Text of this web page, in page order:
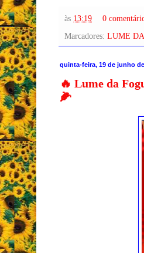
às 13:19
0
Marcadores: LUME
quinta-feira, 19 de junho
🔥 Lume da
🌽